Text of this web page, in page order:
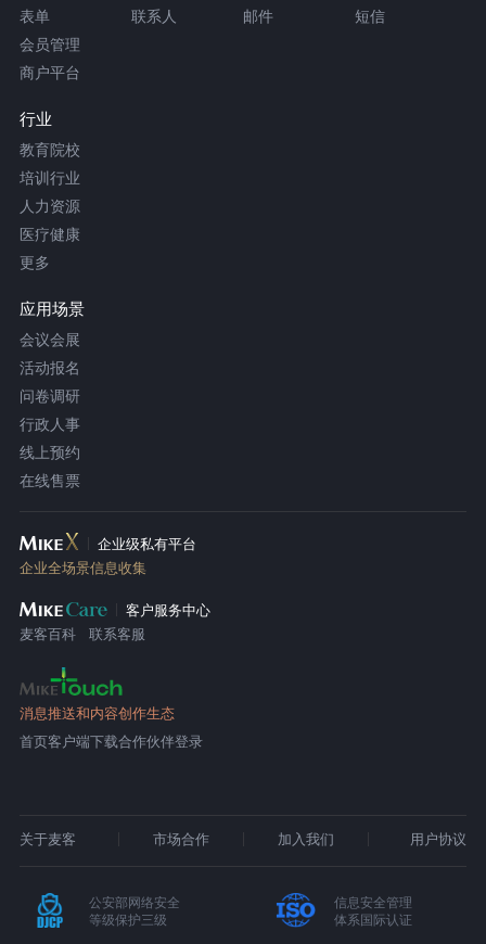
表单 联系人 邮件
短信
会员管理
商户平台
行业
教育院校
培训行业
人力资源
医疗健康
更多
应用场景
会议会展
活动报名
问卷调研
行政人事
线上预约
在线售票
企业级私有平台
企业全场景信息收集
客户服务中心
麦客百科
联系客服
消息推送和内容创作生态
首页客户端下载合作伙伴登录
关于麦客 市场合作 加入我们 用户协议
公安部网络安全
等级保护三级
信息安全管理
体系国际认证